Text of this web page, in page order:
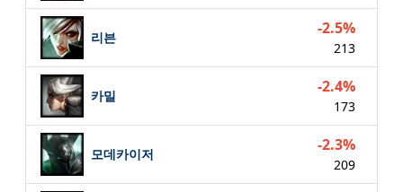
리븐 -2.5%
213
카밀 -2.4%
173
모데카이저 -2.3%
209